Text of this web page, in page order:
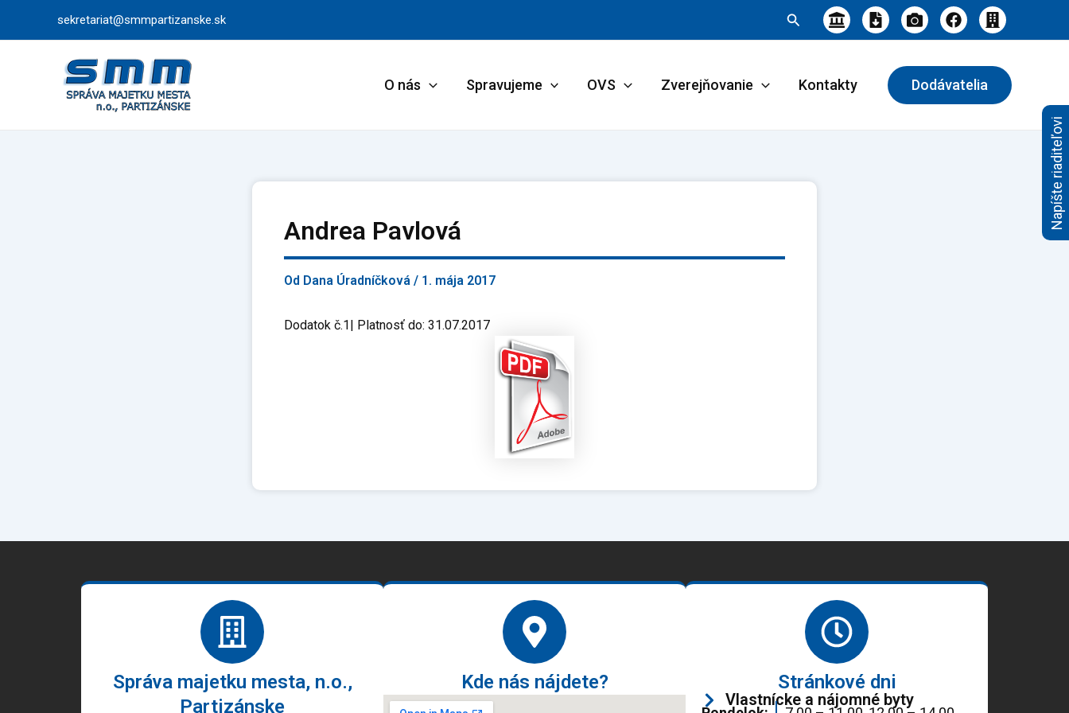
sekretariat@smmpartizanske.sk Hľadať
O nás Spravujeme OVS Zverejňovanie Kontakty Dodávatelia
Andrea Pavlová
Od Dana Úradníčková / 1. mája 2017
Dodatok č.1| Platnosť do: 31.07.2017
Správa majetku mesta, n.o.,
Partizánske
Kde nás nájdete? Stránkové dni
Vlastnícke a nájomné byty
Napíšte riaditeľovi